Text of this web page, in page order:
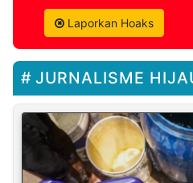
Laporkan Hoaks
JURNALISME